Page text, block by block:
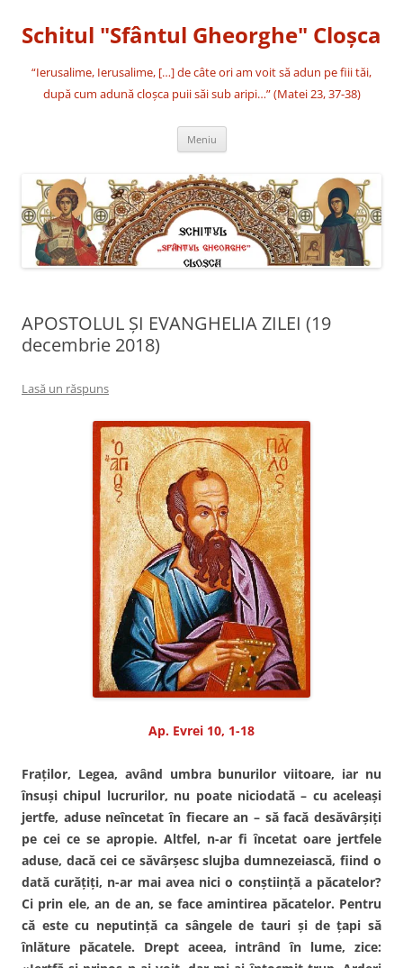
conținut
Schitul "Sfântul Gheorghe" Cloşca
“Ierusalime, Ierusalime, […] de câte ori am voit să adun pe fiii tăi,
după cum adună cloşca puii săi sub aripi…” (Matei 23, 37-38)
Meniu
APOSTOLUL ȘI EVANGHELIA ZILEI (19
decembrie 2018)
Lasă un răspuns
Ap. Evrei 10, 1-18
Fraţilor, Legea, având umbra bunurilor viitoare, iar nu
însuşi chipul lucrurilor, nu poate niciodată – cu aceleaşi
jertfe, aduse neîncetat în fiecare an – să facă desăvârşiţi
pe cei ce se apropie. Altfel, n-ar fi încetat oare jertfele
aduse, dacă cei ce săvârşesc slujba dumnezeiască, fiind o
dată curăţiţi, n-ar mai avea nici o conştiinţă a păcatelor?
Ci prin ele, an de an, se face amintirea păcatelor. Pentru
că este cu neputinţă ca sângele de tauri şi de ţapi să
înlăture păcatele. Drept aceea, intrând în lume, zice: